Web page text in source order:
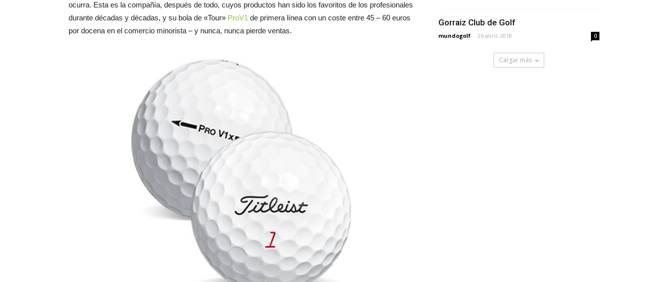
ocurra. Esta es la compañía, después de todo, cuyos productos han sido los favoritos de los profesionales
durante décadas y décadas, y su bola de «Tour» ProV1 de primera línea con un coste entre 45 – 60 euros
por docena en el comercio minorista – y nunca, nunca pierde ventas.
Gorraiz Club de Golf
mundogolf - 26 abril, 2018 0
Cargar más